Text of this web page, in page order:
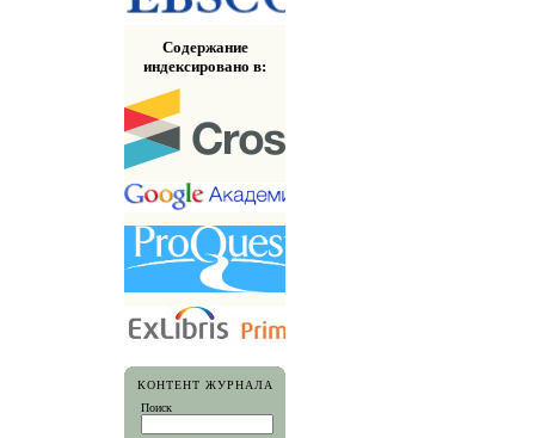
Содержание
индексировано в:
КОНТЕНТ ЖУРНАЛА
Поиск